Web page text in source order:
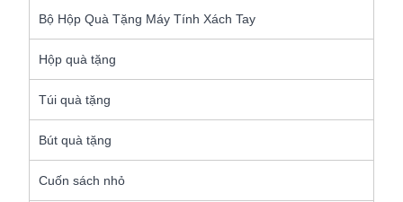
Bộ Hộp Quà Tặng Máy Tính Xách Tay
Hộp quà tặng
Túi quà tặng
Bút quà tặng
Cuốn sách nhỏ